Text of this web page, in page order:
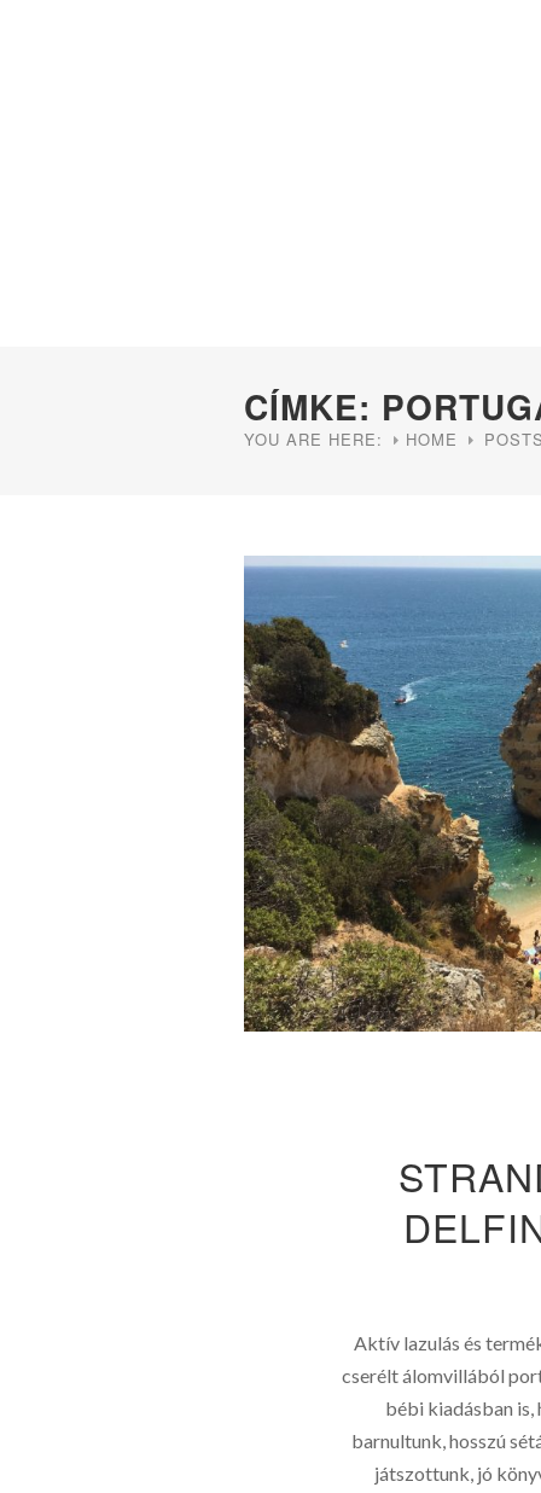
CÍMKE:
YOU ARE HERE: HOME
Aktív lazulás és
cserélt álomvillából
bébi kiadásban
barnultunk, hosszú
játszottunk, jó